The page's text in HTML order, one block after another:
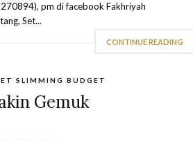
pm di facebook Fakhriyah
Set...
CONTINUE READING
SLIMMING BUDGET
Gemuk